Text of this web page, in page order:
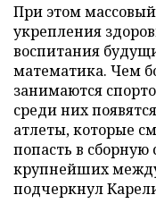
При этом
укрепления
воспитания
математика. Чем
занимаются
среди них
атлеты, которые
попасть в
крупнейших
подчеркнул